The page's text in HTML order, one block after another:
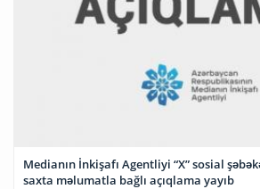
Medianın İnkişafı Agentliyi “X” sosial
saxta məlumatla bağlı açıqlama yayıb